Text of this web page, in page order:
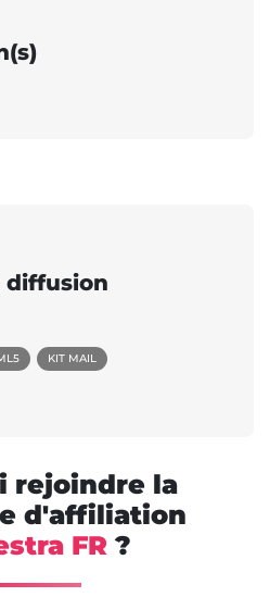
diffusion
KIT MAIL
rejoindre la
d'affiliation
FR?